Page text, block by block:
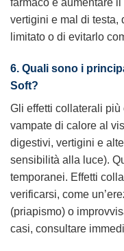
farmaco e aumentare
vertigini e mal di testa,
limitato o di evitarlo
6. Quali sono i
Soft?
Gli effetti collaterali
vampate di calore al
digestivi, vertigini e
sensibilità alla luce).
temporanei. Effetti
verificarsi, come
(priapismo) o
casi, consultare